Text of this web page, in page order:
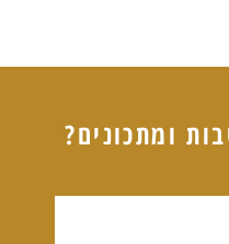
ומתכונים?